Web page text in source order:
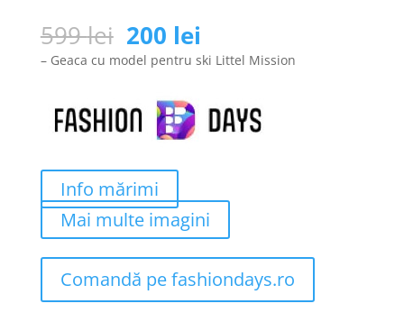
599lei Prețul
inițial
a
fost:
599 lei.
200 lei
curent
este:
– Geaca cu model pentru ski Littel Mission
Info mărimi
Mai multe imagini
Comandă pe fashiondays.ro